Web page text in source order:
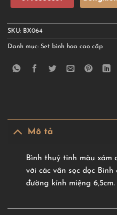
SKU: BX064
Danh mục: Set bình hoa cao cấp
Mô tả
Bình thuỷ tinh màu xám
với các vân sọc dọc Bình
đường kính miệng 6,5cm.